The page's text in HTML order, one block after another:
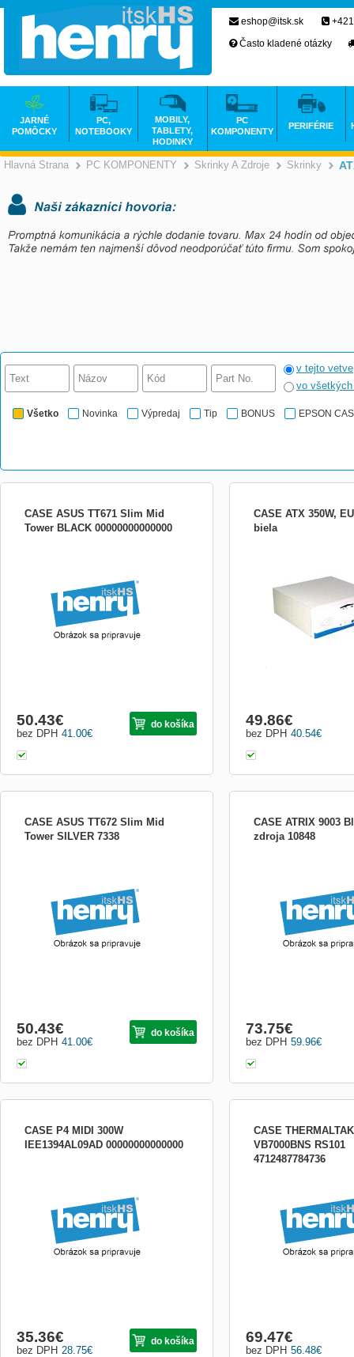
Hlavná Strana >
PC KOMPONENTY >
Skrinky A Zdroje Skrinky
v tejto vetve
vo
Všetko Novinka Výpredaj Tip BONUS EPSON
CASE ASUS TT671 Slim Mid
Tower BLACK 00000000000000
41.00€
bez DPH
50.43€ do košíka
CASE ATX 350W,
biela
40.54€
bez DPH
49.86€
CASE ASUS TT672 Slim Mid
Tower SILVER 7338
41.00€
bez DPH
50.43€ do košíka
CASE ATRIX 9003
zdroja 10848
59.96€
bez DPH
73.75€
CASE P4 MIDI 300W
IEE1394AL09AD 00000000000000
28.75€
bez DPH
35.36€ do košíka
CASE
VB7000BNS RS101
4712487784736
56.48€
bez DPH
69.47€
eshop@itsk.sk
Často kladené otázky
JARNÉ
POMÔCKY
PC,
NOTEBOOKY
MOBILY,
TABLETY,
HODINKY
PC
KOMPONENTY
PERIFÉRIE